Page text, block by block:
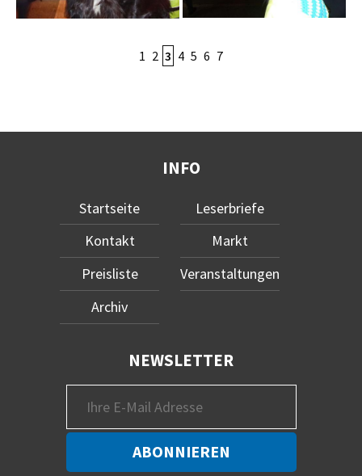
1 2 3 4 5 6 7
INFO
Startseite
Kontakt
Preisliste
Archiv
Leserbriefe
Markt
Veranstaltungen
NEWSLETTER